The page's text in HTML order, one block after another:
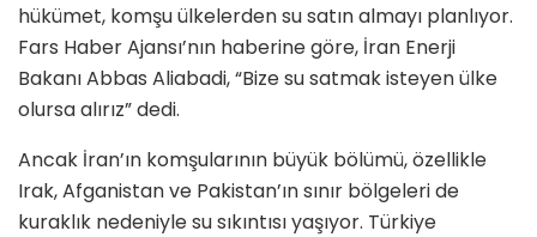
hükümet, komşu ülkelerden su satın almayı planlıyor.
Fars Haber Ajansı’nın haberine göre, İran Enerji
Bakanı Abbas Aliabadi, “Bize su satmak isteyen ülke
olursa alırız” dedi.
Ancak İran’ın komşularının büyük bölümü, özellikle
Irak, Afganistan ve Pakistan’ın sınır bölgeleri de
kuraklık nedeniyle su sıkıntısı yaşıyor. Türkiye